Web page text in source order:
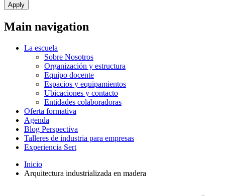
Main navigation
La escuela
Sobre Nosotros
Organización y estructura
Equipo docente
Espacios y equipamientos
Ubicaciones y contacto
Entidades colaboradoras
Oferta formativa
Agenda
Blog Perspectiva
Talleres de industria para empresas
Experiencia Sert
Inicio
Arquitectura industrializada en madera